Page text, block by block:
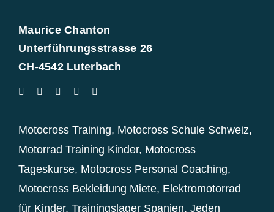
Maurice Chanton
Unterführungsstrasse 26
CH-4542 Luterbach
Motocross Training, Motocross Schule Schweiz,
Motorrad Training Kinder, Motocross
Tageskurse, Motocross Personal Coaching,
Motocross Bekleidung Miete, Elektromotorrad
für Kinder, Trainingslager Spanien, Jeden